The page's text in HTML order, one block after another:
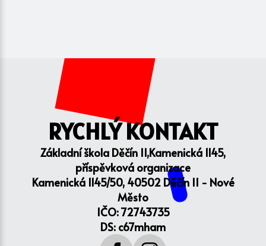
RYCHLÝ KONTAKT
Základní škola Děčín II,Kamenická 1145,
příspěvková organizace
Kamenická 1145/50, 40502 Děčín II - Nové
Město
IČO: 72743735
DS: c67mham